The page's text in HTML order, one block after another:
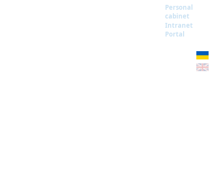
Personal
cabinet
Intranet
Portal